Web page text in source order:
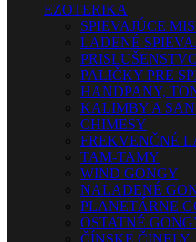
EZOTERIKA
SPIEVAJÚCE
LADENÉ
PALIČKY PRE
HANDPANY,
KALIMBY A
CHIMESY
FREKVENČNÉ
TAM-TAMY
WIND GONGY
NALADENÉ
PLANETÁRNE
OSTATNÉ
ČÍNSKE ČINELY